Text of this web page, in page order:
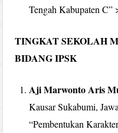
Tengah Kabupaten C”
TINGKAT SEKOLAH
BIDANG IPSK
Aji Marwonto Aris
Kausar Sukabumi,
“Pembentukan